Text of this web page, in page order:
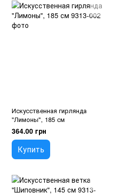
Искусственная гирлянда
"Лимоны", 185 см
364.00 грн
Купить